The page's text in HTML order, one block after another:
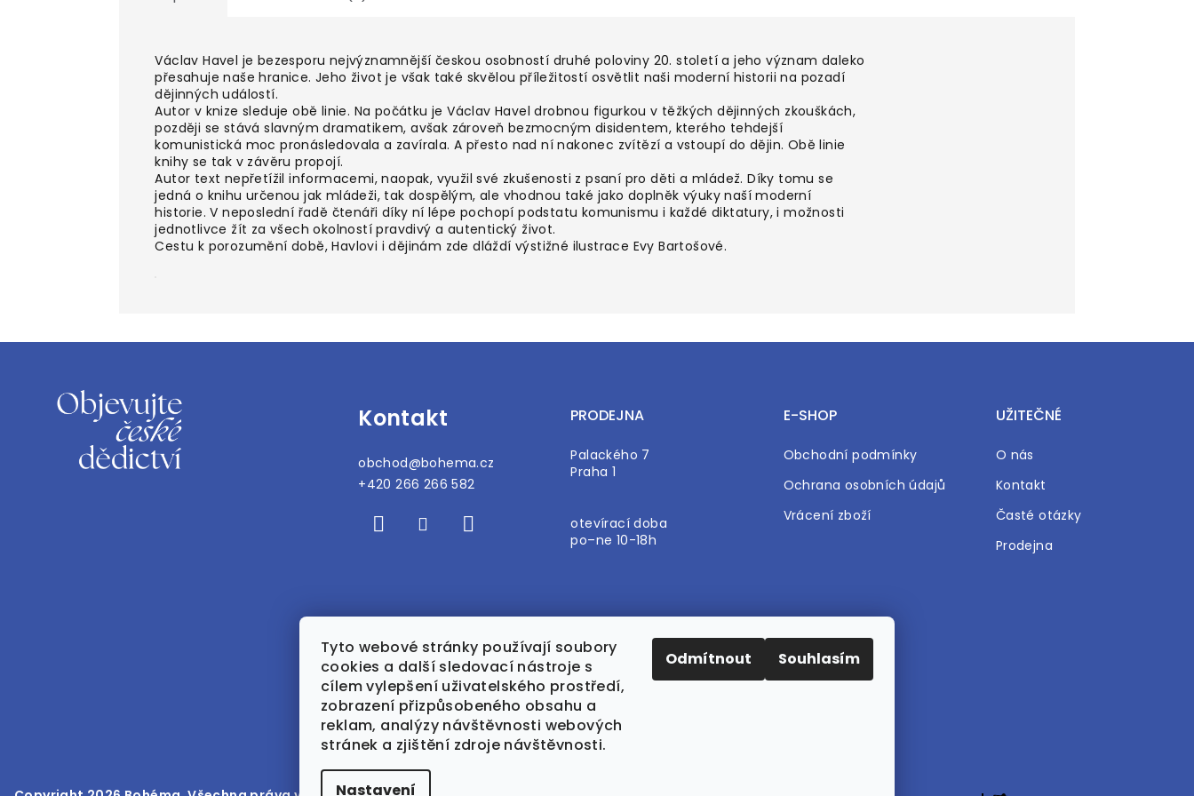
Tyto webové stránky používají soubory
cookies a další sledovací nástroje s
cílem vylepšení uživatelského prostředí,
zobrazení přizpůsobeného obsahu a
reklam, analýzy návštěvnosti webových
stránek a zjištění zdroje návštěvnosti.
Nastavení
Odmítnout Souhlasím
Václav Havel je bezesporu nejvýznamnější českou osobností druhé poloviny 20. století a jeho význam daleko
přesahuje naše hranice. Jeho život je však také skvělou příležitostí osvětlit naši moderní historii na pozadí
dějinných událostí.
Autor v knize sleduje obě linie. Na počátku je Václav Havel drobnou figurkou v těžkých dějinných zkouškách,
později se stává slavným dramatikem, avšak zároveň bezmocným disidentem, kterého tehdejší
komunistická moc pronásledovala a zavírala. A přesto nad ní nakonec zvítězí a vstoupí do dějin. Obě linie
knihy se tak v závěru propojí.
Autor text nepřetížil informacemi, naopak, využil své zkušenosti z psaní pro děti a mládež. Díky tomu se
jedná o knihu určenou jak mládeži, tak dospělým, ale vhodnou také jako doplněk výuky naší moderní
historie. V neposlední řadě čtenáři díky ní lépe pochopí podstatu komunismu i každé diktatury, i možnosti
jednotlivce žít za všech okolností pravdivý a autentický život.
Cestu k porozumění době, Havlovi i dějinám zde dláždí výstižné ilustrace Evy Bartošové.
Kontakt
obchod@bohema.cz
+420 266 266 582
PRODEJNA
Palackého 7
Praha 1
otevírací doba
po–ne 10-18h
E-SHOP
Obchodní podmínky
Ochrana osobních údajů
Vrácení zboží
UŽITEČNÉ
O nás
Kontakt
Časté otázky
Prodejna